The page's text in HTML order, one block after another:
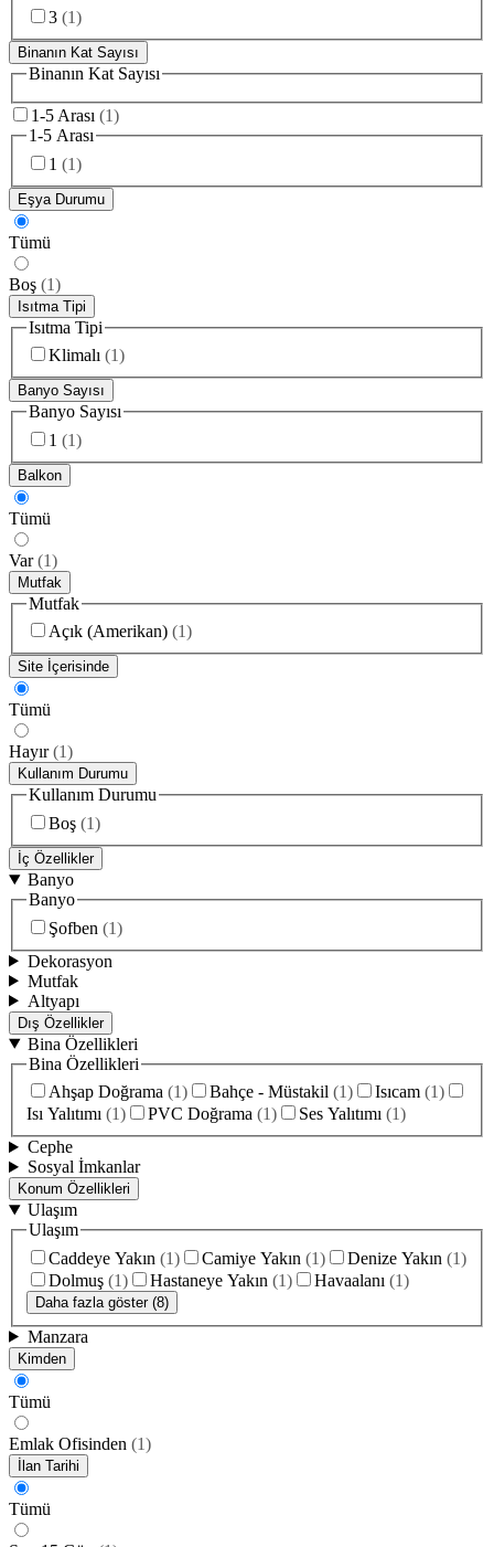
3 (1)
Binanın Kat Sayısı
Binanın Kat Sayısı
1-5 Arası (1)
1-5 Arası
1 (1)
Eşya Durumu
Tümü
Boş (1)
Isıtma Tipi
Isıtma Tipi
Klimalı (1)
Banyo Sayısı
Banyo Sayısı
1 (1)
Balkon
Tümü
Var (1)
Mutfak
Mutfak
Açık (Amerikan) (1)
Site İçerisinde
Tümü
Hayır (1)
Kullanım Durumu
Kullanım Durumu
Boş (1)
İç Özellikler
Banyo
Banyo
Şofben (1)
Dekorasyon
Mutfak
Altyapı
Dış Özellikler
Bina Özellikleri
Bina Özellikleri
Ahşap Doğrama (1) Bahçe - Müstakil (1) Isıcam (1)
Isı Yalıtımı (1) PVC Doğrama (1) Ses Yalıtımı (1)
Cephe
Sosyal İmkanlar
Konum Özellikleri
Ulaşım
Ulaşım
Caddeye Yakın (1) Camiye Yakın (1) Denize Yakın (1)
Dolmuş (1) Hastaneye Yakın (1) Havaalanı (1)
Daha fazla göster (8)
Manzara
Kimden
Tümü
Emlak Ofisinden (1)
İlan Tarihi
Tümü